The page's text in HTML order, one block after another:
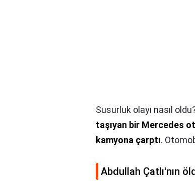
Susurluk olayı nasıl
taşıyan bir Mercedes
kamyona çarptı.
Abdullah Çatlı'nın